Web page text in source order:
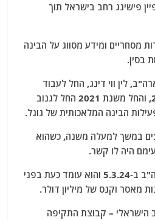
c
e
b
o
o
k
פישינג רחב בישראל תוך
מסחריים ומידע מסווג על הבינה
בסין.
לין ווי דינג, החל לעבוד
כמתכנת בגוגל בשנת 2019, והחל משנת 2021 החל לגנוב
הבינה המלאכותית של גוגל.
גנב כ-5,000 קבצים במשך למעלה משנה, כשהוא
היה לו קשר.
דינג נעצר ע"י ממשלת ארה"ב ב-5.3.24 והוא עומד כעת בפני
הישראלי – קבוצת התקיפה